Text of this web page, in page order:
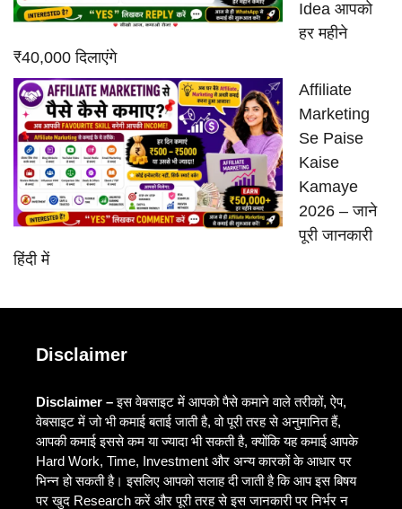
Idea आपको
हर महीने
₹40,000 दिलाएंगे
Affiliate
Marketing
Se Paise
Kaise
Kamaye
2026 – जाने
पूरी जानकारी
हिंदी में
Disclaimer
Disclaimer –इस वेबसाइट में आपको पैसे कमाने वाले तरीकों, ऐप,
वेबसाइट में जो भी कमाई बताई जाती है, वो पूरी तरह से अनुमानित हैं,
आपकी कमाई इससे कम या ज्यादा भी सकती है, क्योंकि यह कमाई आपके
Hard Work, Time, Investment और अन्य कारकों के आधार पर
भिन्न हो सकती है। इसलिए आपको सलाह दी जाती है कि आप इस बिषय
पर खुद Research करें और पूरी तरह से इस जानकारी पर निर्भर न